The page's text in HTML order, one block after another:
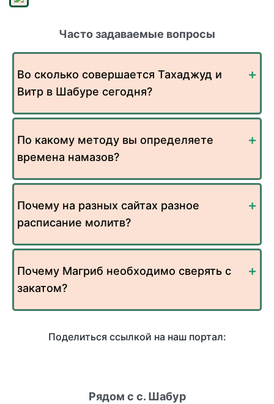
Часто задаваемые вопросы
Во сколько совершается Тахаджуд и
Витр в Шабуре сегодня?
По какому методу вы определяете
времена намазов?
Почему на разных сайтах разное
расписание молитв?
Почему Магриб необходимо сверять с
закатом?
Поделиться ссылкой на наш портал:
Рядом с с. Шабур